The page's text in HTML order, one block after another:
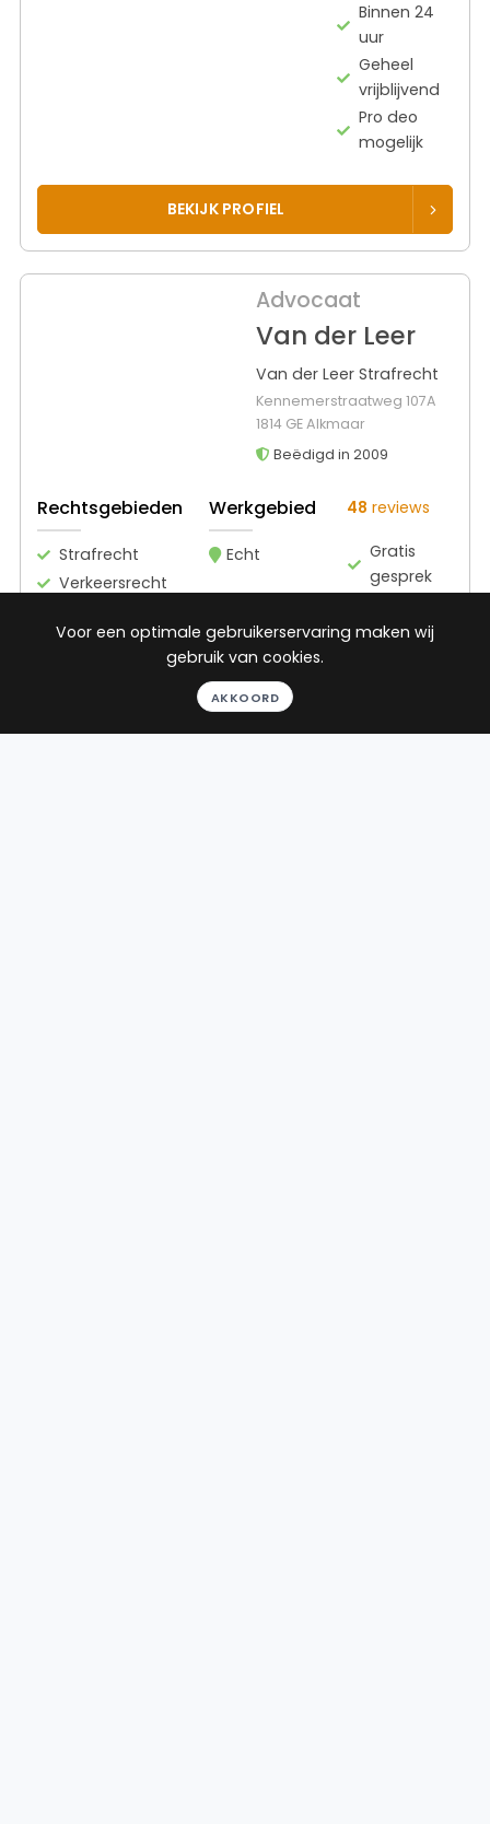
Binnen 24
uur
Geheel
vrijblijvend
Pro deo
mogelijk
BEKIJK PROFIEL
Advocaat
Van der Leer
Van der Leer Strafrecht
Kennemerstraatweg 107A
1814 GE Alkmaar
Beëdigd in 2009
Rechtsgebieden
Strafrecht
Verkeersrecht
Werkgebied
Echt
48 reviews
Gratis
gesprek
uur
mogelijk
Voor een optimale gebruikerservaring maken wij
gebruik van cookies.
AKKOORD